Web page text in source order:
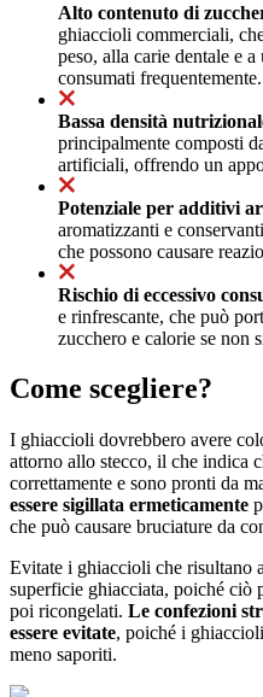
Alto contenuto di
ghiaccioli commerciali,
peso, alla carie dentale e
consumati frequentemente.
Bassa densità
principalmente composti
artificiali, offrendo un
Potenziale per additivi
aromatizzanti e
che possono causare
Rischio di eccessivo
e rinfrescante, che può
zucchero e calorie se non
Come scegliere?
I ghiaccioli dovrebbero avere
attorno allo stecco, il che indica
correttamente e sono pronti da
essere sigillata ermeticamente
che può causare bruciature da
Evitate i ghiaccioli che risultano
superficie ghiacciata, poiché ciò
poi ricongelati. Le confezioni
essere evitate, poiché i
meno saporiti.